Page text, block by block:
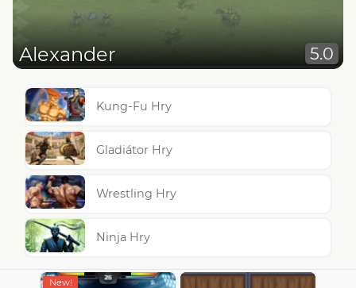
Alexander 5.0
Kung-Fu Hry
Gladiátor Hry
Wrestling Hry
Ninja Hry